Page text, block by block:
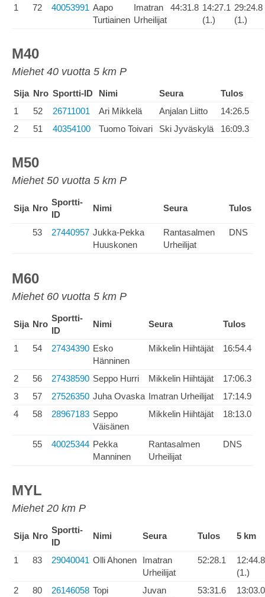
1 72 40053991 Aapo
Turtiainen
Imatran
Urheilijat
44:31.8 14:27.1
(1.)
29:24.8
(1.)
M40
Miehet 40 vuotta 5 km P
Sija Nro Sportti-ID Nimi Seura
Tulos
1
52 26711001 Ari Mikkelä Anjalan Liitto
14:26.5
2
51 40354100 Tuomo Toivari Ski Jyväskylä 16:09.3
M50
Miehet 50 vuotta 5 km P
Sija Nro
Sportti-
ID
Nimi Seura Tulos
53 27440957 Jukka-Pekka
Huuskonen
Rantasalmen
Urheilijat
DNS
M60
Miehet 60 vuotta 5 km P
Sija Nro
Sportti-
ID
Nimi Seura Tulos
1 54 27434390 Esko
Hänninen
Mikkelin Hiihtäjät 16:54.4
2 56 27438590 Seppo Hurri Mikkelin Hiihtäjät
17:06.3
3
57 27526350 Juha Ovaska Imatran Urheilijat
17:14.9
4
58 28967183 Seppo
Väisänen
Mikkelin Hiihtäjät 18:13.0
55 40025344 Pekka
Manninen
Rantasalmen
Urheilijat
DNS
MYL
Miehet 20 km P
Sija Nro
Sportti-
ID
Nimi Seura Tulos 5 km
1 83 29040041 Olli Ahonen
Imatran
Urheilijat
52:28.1
12:44.8
(1.)
2
80 26146058 Topi
Juvan
53:31.6
13:03.0